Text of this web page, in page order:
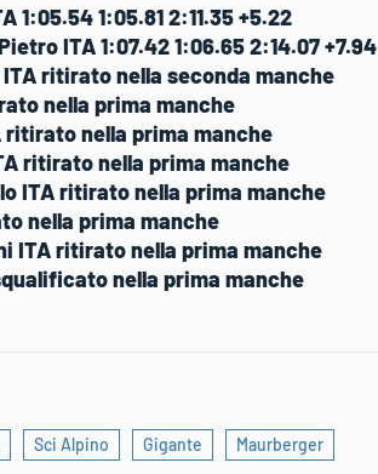
1:05.54 1:05.81 2:11.35 +5.22
ITA 1:07.42 1:06.65 2:14.07 +7.94
ITA ritirato nella seconda manche
nella prima manche
ritirato nella prima manche
ritirato nella prima manche
ITAritirato nella prima manche
nella prima manche
ITAritirato nella prima manche
nella prima manche
Sci Alpino Gigante Maurberger